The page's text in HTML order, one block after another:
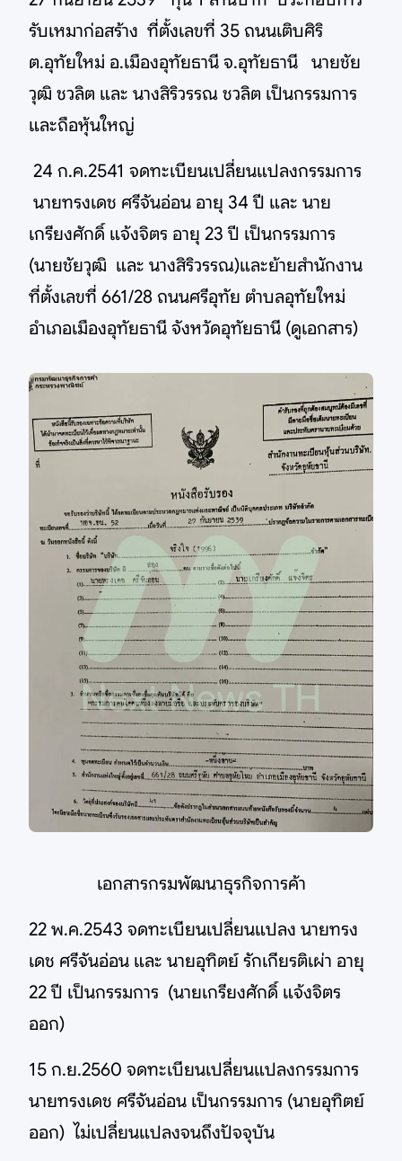
รับเหมาก่อสร้าง ที่ตั้งเลขที่ 35 ถนนเติบศิริ
ต.อุทัยใหม่ อ.เมืองอุทัยธานี จ.อุทัยธานี นายชัย
วุฒิ ชวลิต และ นางสิริวรรณ ชวลิต เป็นกรรมการ
และถือหุ้นใหญ่
24 ก.ค.2541 จดทะเบียนเปลี่ยนแปลงกรรมการ
นายทรงเดช ศรีจันอ่อน อายุ 34 ปี และ นาย
เกรียงศักดิ์ แจ้งจิตร อายุ 23 ปี เป็นกรรมการ
(นายชัยวุฒิ และ นางสิริวรรณ)และย้ายสำนักงาน
ที่ตั้งเลขที่ 661/28 ถนนศรีอุทัย ตำบลอุทัยใหม่
อำเภอเมืองอุทัยธานี จังหวัดอุทัยธานี (ดูเอกสาร)
เอกสารกรมพัฒนาธุรกิจการค้า
22 พ.ค.2543 จดทะเบียนเปลี่ยนแปลง นายทรง
เดช ศรีจันอ่อน และ นายอุทิตย์ รักเกียรติเผ่า อายุ
22 ปี เป็นกรรมการ (นายเกรียงศักดิ์ แจ้งจิตร
ออก)
15 ก.ย.2560 จดทะเบียนเปลี่ยนแปลงกรรมการ
นายทรงเดช ศรีจันอ่อน เป็นกรรมการ (นายอุทิตย์
ออก) ไม่เปลี่ยนแปลงจนถึงปัจจุบัน